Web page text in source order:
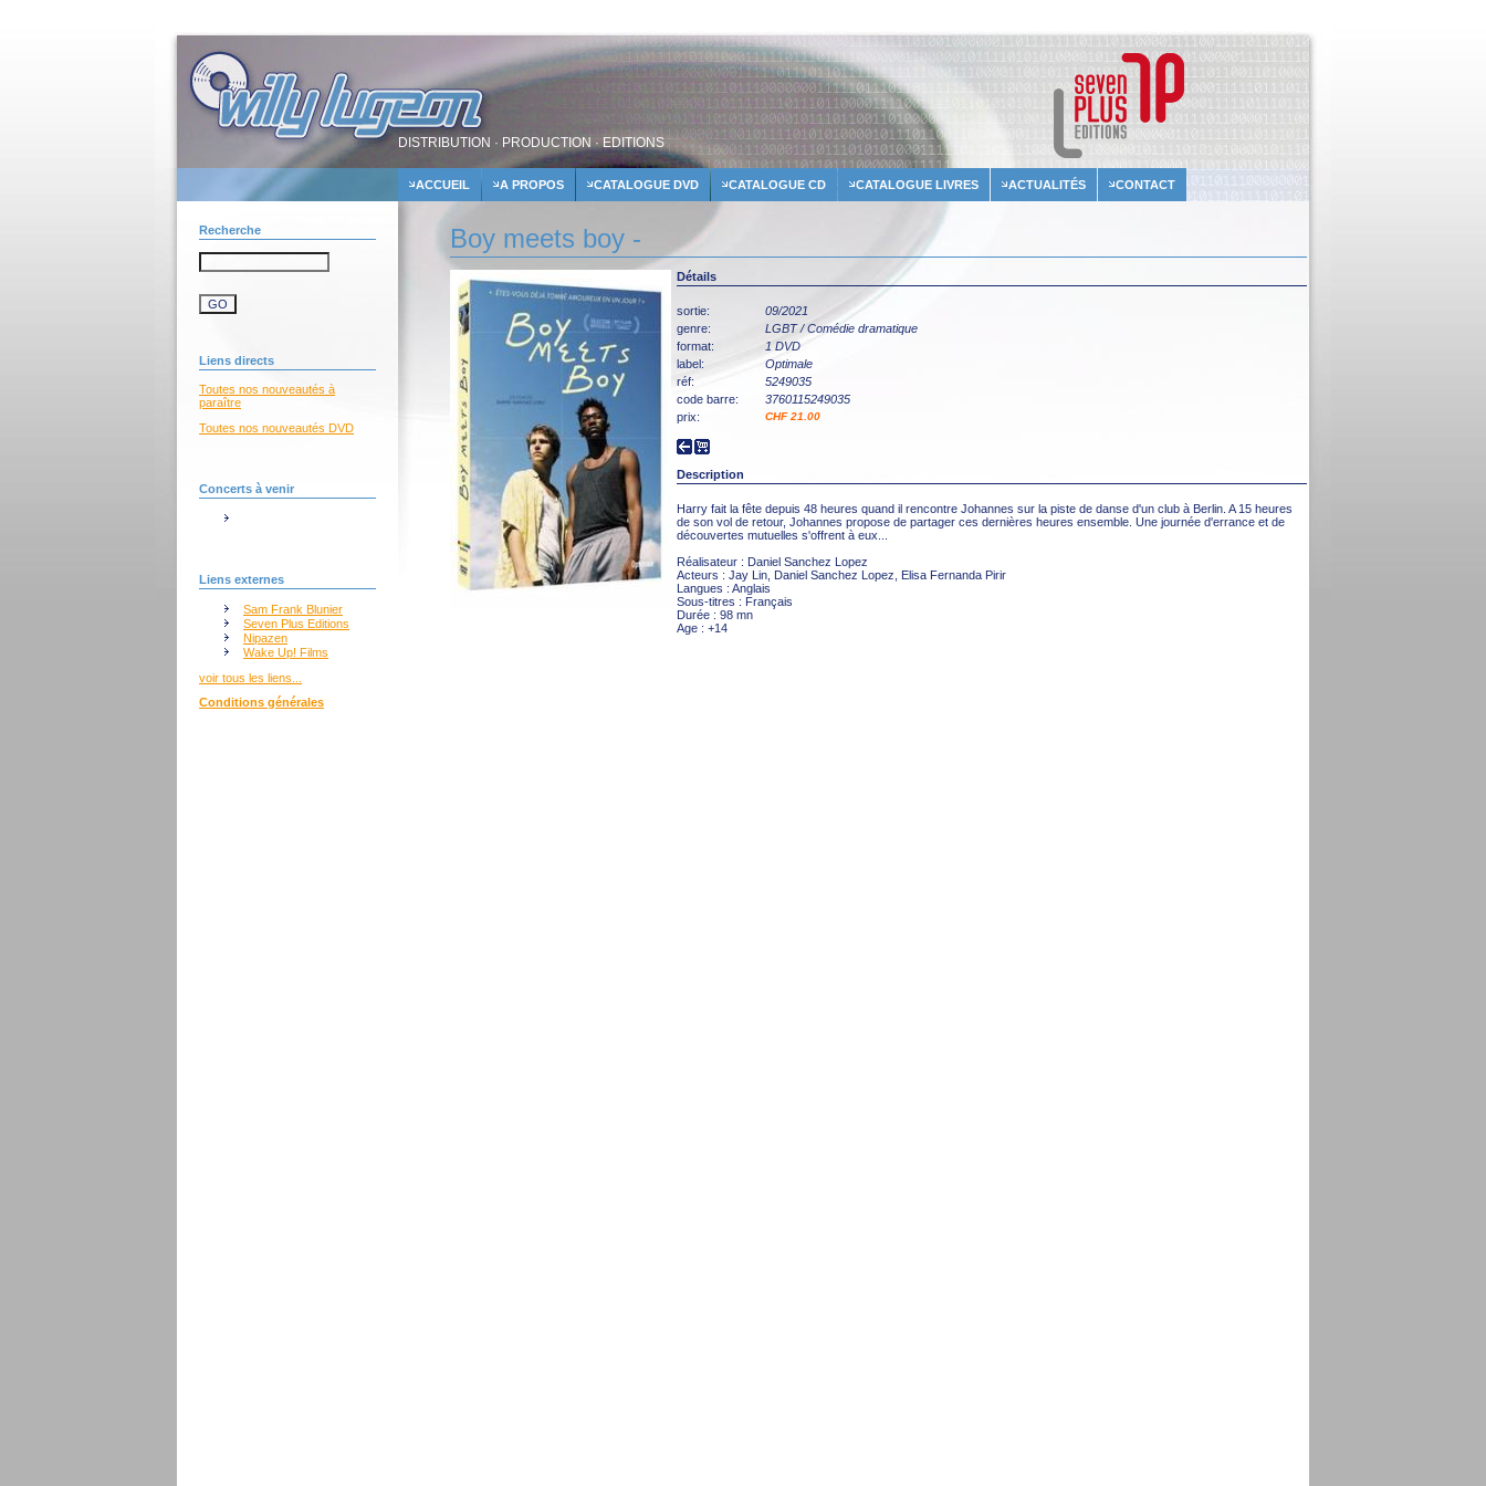
DISTRIBUTION · PRODUCTION · EDITIONS
ACCUEIL A PROPOS CATALOGUE DVD CATALOGUE CD CATALOGUE LIVRES ACTUALITÉS CONTACT
Recherche
Liens directs
Toutes nos nouveautés à
paraître
Toutes nos nouveautés DVD
Concerts à venir
Liens externes
Sam Frank Blunier
Seven Plus Editions
Nipazen
Wake Up! Films
voir tous les liens...
Conditions générales
Boy meets boy -
Détails
sortie:
09/2021
genre:
LGBT / Comédie dramatique
format:
1 DVD
label:
Optimale
réf:
5249035
code barre:
3760115249035
prix:
CHF 21.00
Description
Harry fait la fête depuis 48 heures quand il rencontre Johannes sur la piste de danse d'un club à Berlin. A 15 heures
de son vol de retour, Johannes propose de partager ces dernières heures ensemble. Une journée d'errance et de
découvertes mutuelles s'offrent à eux...
Réalisateur : Daniel Sanchez Lopez
Acteurs : Jay Lin, Daniel Sanchez Lopez, Elisa Fernanda Pirir
Langues : Anglais
Sous-titres : Français
Durée : 98 mn
Age : +14